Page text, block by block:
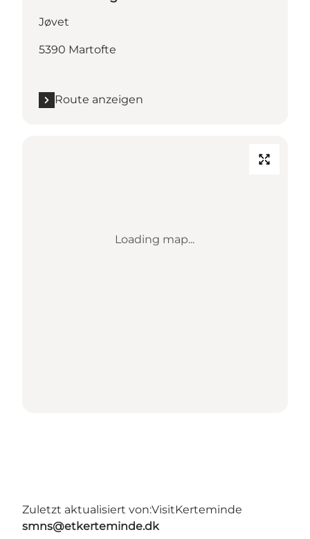
Jøvet
5390 Martofte
Route anzeigen
Loading map...
Zuletzt aktualisiert von:VisitKerteminde
smns@etkerteminde.dk